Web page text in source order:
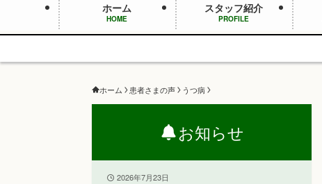
ホーム
HOME
スタッフ紹介
PROFILE
ホーム 患者さまの声 うつ病
お知らせ
2026年7月23日